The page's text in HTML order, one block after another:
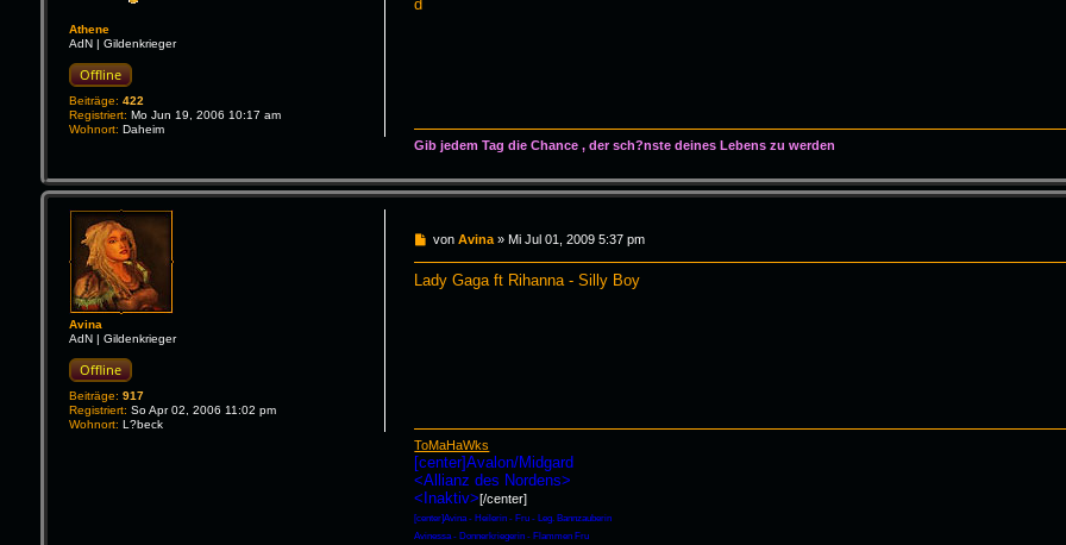
Athene
AdN | Gildenkrieger
Offline
Beiträge: 422
Registriert: Mo Jun 19, 2006 10:17 am
Wohnort: Daheim
Gib jedem Tag die Chance , der sch?nste deines Lebens zu werden
Avina
AdN | Gildenkrieger
Offline
Beiträge: 917
Registriert: So Apr 02, 2006 11:02 pm
Wohnort: L?beck
B
t
vonAvina » Mi Jul 01, 2009 5:37 pm
Lady Gaga ft Rihanna - Silly Boy
ToMaHaWks
[center]Avalon/Midgard
<Allianz des Nordens>
<Inaktiv>[/center]
[center]Avina - Heilerin - Fru - Leg. Bannzauberin
Avinessa - Donnerkriegerin - Flammen Fru